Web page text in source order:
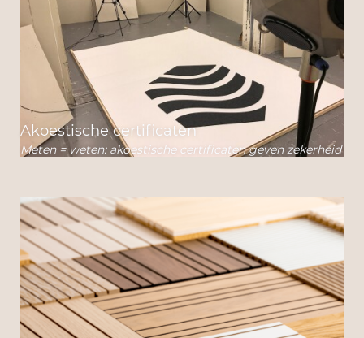
Akoestische certificaten
Meten = weten: akoestische certificaten geven zekerheid